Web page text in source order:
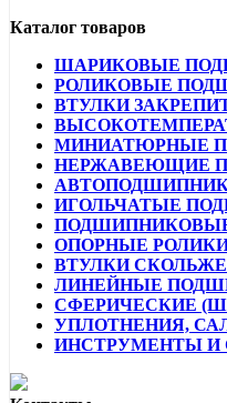
Каталог товаров
ШАРИКОВЫЕ
РОЛИКОВЫЕ
ВТУЛКИ
МИНИАТЮРНЫЕ
НЕРЖАВЕЮЩИЕ
ИГОЛЬЧАТЫЕ
ОПОРНЫЕ
ВТУЛКИ
ЛИНЕЙНЫЕ
СФЕРИЧЕСКИЕ
УПЛОТНЕНИЯ,
ИНСТРУМЕНТЫ